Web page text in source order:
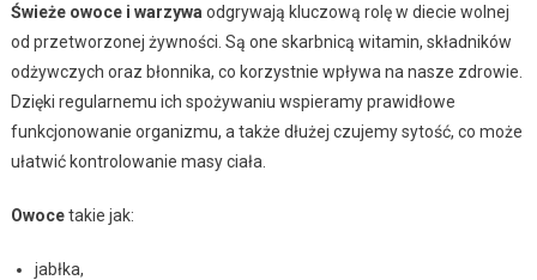
Świeże owoce i warzywa odgrywają kluczową rolę w diecie wolnej
od przetworzonej żywności. Są one skarbnicą witamin, składników
odżywczych oraz błonnika, co korzystnie wpływa na nasze zdrowie.
Dzięki regularnemu ich spożywaniu wspieramy prawidłowe
funkcjonowanie organizmu, a także dłużej czujemy sytość, co może
ułatwić kontrolowanie masy ciała.
Owocetakie jak:
jabłka,